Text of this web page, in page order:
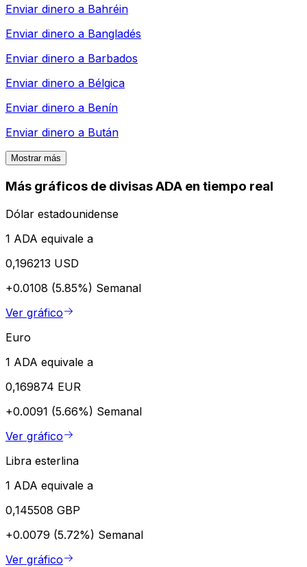
Enviar dinero a Bahréin
Enviar dinero a Bangladés
Enviar dinero a Barbados
Enviar dinero a Bélgica
Enviar dinero a Benín
Enviar dinero a Bután
Mostrar más
Más gráficos de divisas ADA en tiempo real
Dólar estadounidense
1 ADA equivale a
0,196213 USD
+0.0108 (5.85%) Semanal
Ver gráfico
Euro
1 ADA equivale a
0,169874 EUR
+0.0091 (5.66%) Semanal
Ver gráfico
Libra esterlina
1 ADA equivale a
0,145508 GBP
+0.0079 (5.72%) Semanal
Ver gráfico